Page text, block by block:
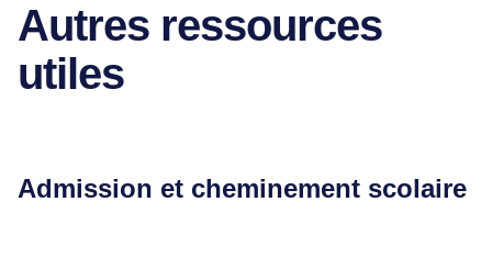
Autres ressources
utiles
Admission et cheminement scolaire